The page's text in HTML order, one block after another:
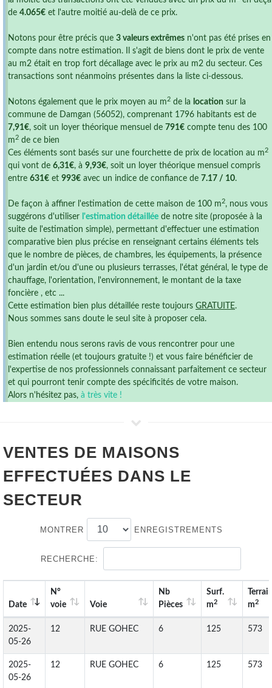
de 4.065€ et l'autre moitié au-delà de ce prix.
Notons pour être précis que 3 valeurs extrêmes n'ont pas été prises en
compte dans notre estimation. Il s'agit de biens dont le prix de vente
au m2 était en trop fort décallage avec le prix au m2 du secteur. Ces
transactions sont néanmoins présentes dans la liste ci-dessous.
Notons également que le prix moyen au m 2 de la location sur la
commune de Damgan (56052), comprenant 1796 habitants est de
7,91€, soit un loyer théorique mensuel de 791€ compte tenu des 100
m 2 de ce bien
Ces éléments sont basés sur une fourchette de prix de location au m 2
qui vont de 6,31€, à 9,93€, soit un loyer théorique mensuel compris
entre 631€ et 993€ avec un indice de confiance de 7.17 / 10.
De façon à affiner l'estimation de cette maison de 100 m 2, nous vous
suggérons d'utiliser l'estimation détaillée de notre site (proposée à la
suite de l'estimation simple), permettant d'effectuer une estimation
comparative bien plus précise en renseignant certains éléments tels
que le nombre de pièces, de chambres, les équipements, la présence
d'un jardin et/ou d'une ou plusieurs terrasses, l'état général, le type de
chauffage, l'orientation, l'environnement, le montant de la taxe
foncière , etc ...
Cette estimation bien plus détaillée reste toujours GRATUITE.
Nous sommes sans doute le seul site à proposer cela.
Bien entendu nous serons ravis de vous rencontrer pour une
estimation réelle (et toujours gratuite !) et vous faire bénéficier de
l'expertise de nos professionnels connaissant parfaitement ce secteur
et qui pourront tenir compte des spécificités de votre maison.
Alors n'hésitez pas, à très vite !
VENTES DE MAISONS
EFFECTUÉES DANS LE
SECTEUR
MONTRER ENREGISTREMENTS
RECHERCHE:
Date
N°
voie
Voie
Nb
Pièces
Surf.
m2
m2
2025-
05-26
12 RUE GOHEC 6 125 573
2025-
05-26
12 RUE GOHEC 6 125 573